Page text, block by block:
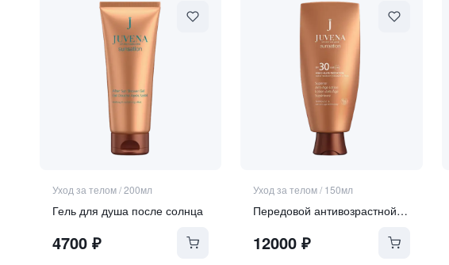
Уход за телом/200мл
Гель для душа после солнца
4700₽
Уход за телом/ 150мл
Передовой антивозрастной лосьон для тела SPF 30
12000 ₽